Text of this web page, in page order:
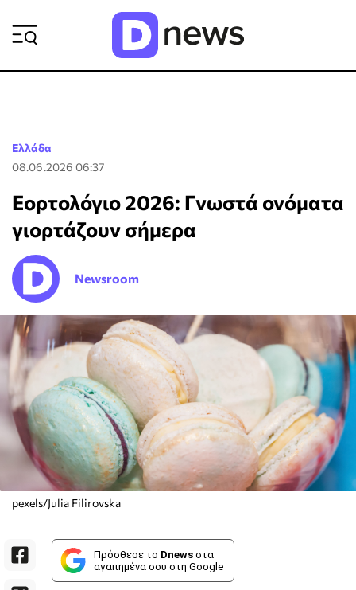
Ελλάδα
08.06.2026 06:37
Εορτολόγιο 2026: Γνωστά ονόματα
γιορτάζουν σήμερα
Newsroom
pexels/Julia Filirovska
Πρόσθεσε το Dnews στα
αγαπημένα σου στη Google